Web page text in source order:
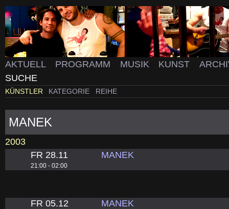
AKTUELL PROGRAMM MUSIK KUNST
SUCHE
KÜNSTLER KATEGORIE REIHE
MANEK
2003
FR 28.11
21:00 - 02:00
MANEK
FR 05.12 MANEK